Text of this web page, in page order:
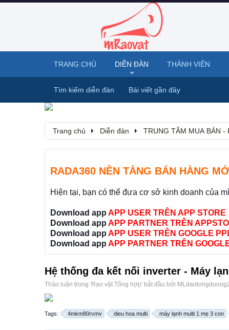
Trang chủ Diễn đàn TRUNG TÂM MUA BÁN -
RADA360 NỀN TẢNG BÁN HÀNG
Hiện tại, bạn có thể đưa cơ sở kinh doanh của
Download app APP USER TRÊN APP STORE
Download app APP PARTNER TRÊN
Download app APP USER TRÊN GOOGLE
Download app APP PARTNER TRÊN
Hệ thống đa kết nối inverter - Máy
Thảo luận trong 'Rao vặt Tổng hợp' bắt đầu bởi
Tags: 4mkm80rvmv dieu hoa multi máy lạnh multi 1 mẹ 3 con
TRANG CHỦ DIỄN ĐÀN
Tìm kiếm diễn đàn Bài viết gần đây
THÀNH VIÊN